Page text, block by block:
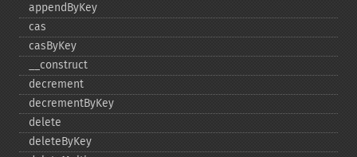
appendByKey
cas
casByKey
_​_​construct
decrement
decrementByKey
delete
deleteByKey